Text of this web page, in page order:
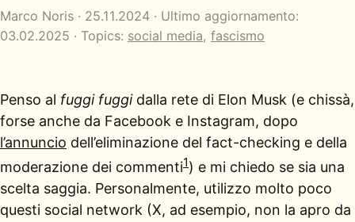
Marco Noris · 25.11.2024 · Ultimo aggiornamento:
03.02.2025 · Topics: social media, fascismo
Penso al fuggi fuggidalla rete di Elon Musk (e chissà,
forse anche da Facebook e Instagram, dopo
l’annuncio dell’eliminazione del fact-checking e della
moderazione dei commenti1) e mi chiedo se sia una
scelta saggia. Personalmente, utilizzo molto poco
questi social network (X, ad esempio, non la apro da